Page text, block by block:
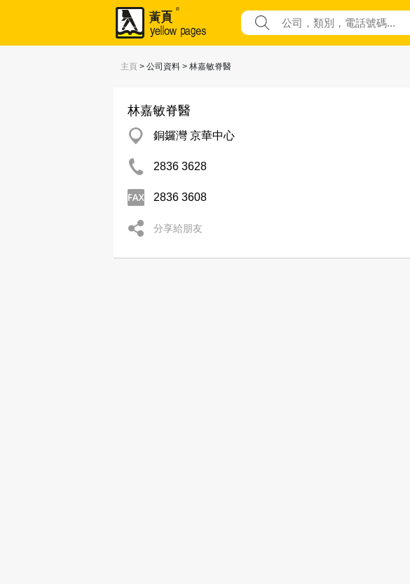
主頁 > 公司資料 > 林嘉敏脊醫
林嘉敏脊醫
銅鑼灣 京華中心
2836 3628
2836 3608
分享給朋友